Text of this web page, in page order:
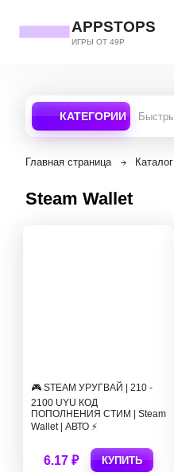
APPSTOPS
ИГРЫ ОТ 49Р
КАТЕГОРИИ
Главная страница Каталог
Steam Wallet
🎮 STEAM УРУГВАЙ | 210 -
2100 UYU КОД
ПОПОЛНЕНИЯ СТИМ | Steam
Wallet | АВТО ⚡
6.17 ₽ КУПИТЬ